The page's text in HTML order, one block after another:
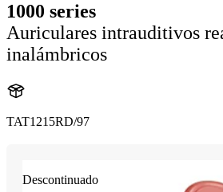
1000 series
Auriculares intrauditivos
inalámbricos
TAT1215RD/97
Descontinuado